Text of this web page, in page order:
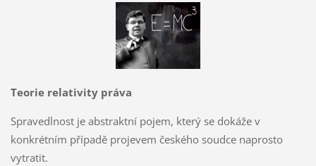
Teorie relativity práva
Spravedlnost je abstraktní pojem, který se dokáže v
konkrétním případě projevem českého soudce naprosto
vytratit.